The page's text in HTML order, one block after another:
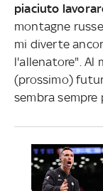
piaciuto
montagne
mi diverte
l'allenatore". Al
(prossimo)
sembra